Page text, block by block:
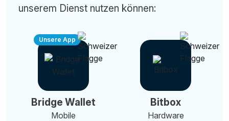
unserem Dienst nutzen können:
Unsere App
Bridge Wallet
Mobile
Bitbox
Hardware